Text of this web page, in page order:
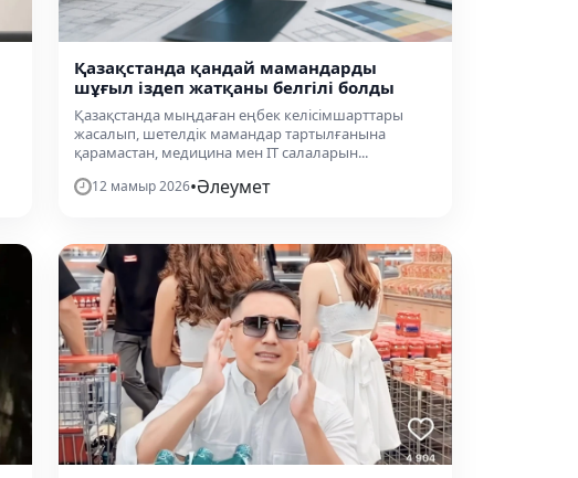
Қазақстанда қандай мамандарды
шұғыл іздеп жатқаны белгілі болды
Қазақстанда мыңдаған еңбек келісімшарттары
жасалып, шетелдік мамандар тартылғанына
қарамастан, медицина мен IT салаларын...
12 мамыр 2026•Әлеумет